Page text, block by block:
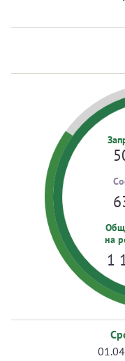
на
1